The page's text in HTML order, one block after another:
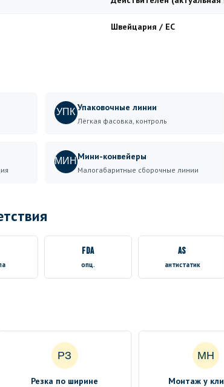
Швейцария / ЕС
УПК Упаковочные линии
Лёгкая фасовка, контроль
МИНМини-конвейеры
Малогабаритные сборочные линии
FDA
опц.
AS
антистатик
РЗ
Резка по ширине
МН
Монтаж у